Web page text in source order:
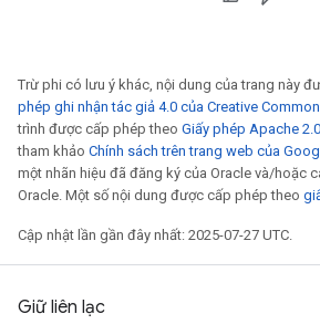
Trừ phi có lưu ý khác, nội dung của trang này
phép ghi nhận tác giả 4.0 của Creative
trình được cấp phép theo Giấy phép Apache 2.0
tham khảo Chính sách trên trang web của
một nhãn hiệu đã đăng ký của Oracle và/hoặc
Oracle. Một số nội dung được cấp phép theo
Cập nhật lần gần đây nhất: 2025-07-27 UTC.
Giữ liên lạc